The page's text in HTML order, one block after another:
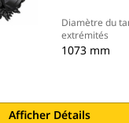
Diamètre du
extrémités
1073 mm
Afficher Détails